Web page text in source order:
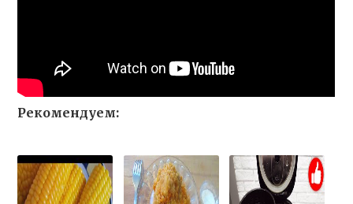
Рекомендуем: